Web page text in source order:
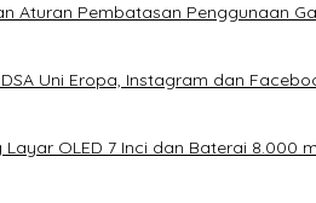
Aturan Pembatasan Penggunaan
Uni Eropa, Instagram dan
Layar OLED 7 Inci dan Baterai 8.000